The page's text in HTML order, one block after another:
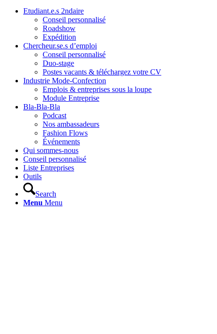
Etudiant.e.s 2ndaire
Conseil personnalisé
Roadshow
Expédition
Chercheur.se.s d’emploi
Conseil personnalisé
Duo-stage
Postes vacants & téléchargez votre CV
Industrie Mode-Confection
Emplois & entreprises sous la loupe
Module Entreprise
Bla-Bla-Bla
Podcast
Nos ambassadeurs
Fashion Flows
Événements
Qui sommes-nous
Conseil personnalisé
Liste Entreprises
Outils
Search
Menu Menu